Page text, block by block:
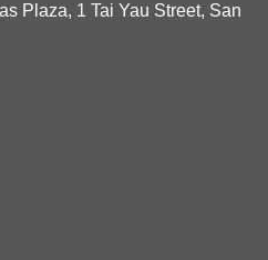
Plaza, 1 Tai Yau Street, San